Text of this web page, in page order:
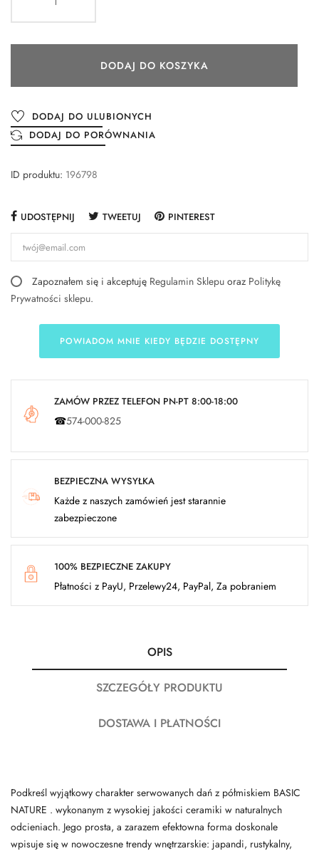
DODAJ DO KOSZYKA
DODAJ DO ULUBIONYCH
DODAJ DO PORÓWNANIA
ID produktu: 196798
UDOSTĘPNIJ TWEETUJ PINTEREST
Zapoznałem się i akceptuję Regulamin Sklepu oraz Politykę
Prywatności sklepu.
POWIADOM MNIE KIEDY BĘDZIE DOSTĘPNY
ZAMÓW PRZEZ TELEFON PN-PT 8:00-18:00
☎574-000-825
BEZPIECZNA WYSYŁKA
Każde z naszych zamówień jest starannie
zabezpieczone
100% BEZPIECZNE ZAKUPY
Płatności z PayU, Przelewy24, PayPal, Za pobraniem
OPIS
SZCZEGÓŁY PRODUKTU
DOSTAWA I PŁATNOŚCI
Podkreśl wyjątkowy charakter serwowanych dań z półmiskiem BASIC
NATURE . wykonanym z wysokiej jakości ceramiki w naturalnych
odcieniach. Jego prosta, a zarazem efektowna forma doskonale
wpisuje się w nowoczesne trendy wnętrzarskie: japandi, rustykalny,